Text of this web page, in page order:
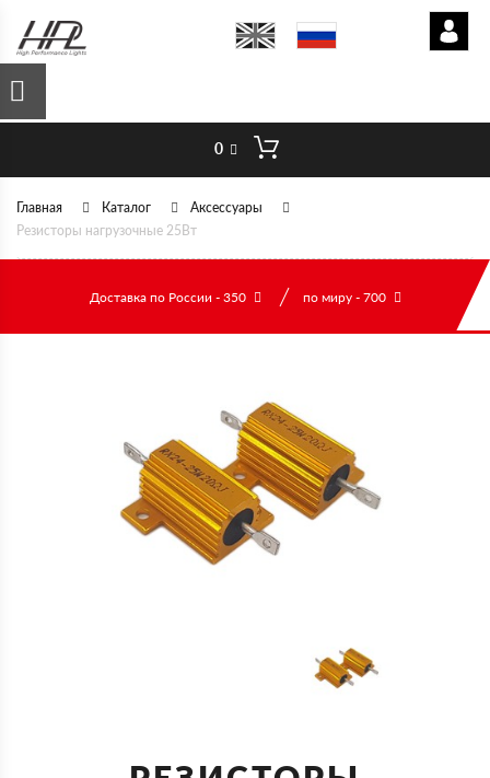
0
Главная Каталог
Аксессуары
Резисторы нагрузочные 25Вт
Доставка по России - 350 по миру - 700